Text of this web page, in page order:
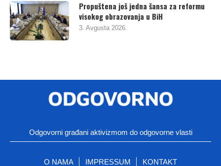
Propuštena još jedna šansa za reformu
visokog obrazovanja u BiH
3. Avgusta 2026.
Odgovorni građani aktivizmom do odgovorne vlasti
O NAMA IMPRESSUM KONTAKT